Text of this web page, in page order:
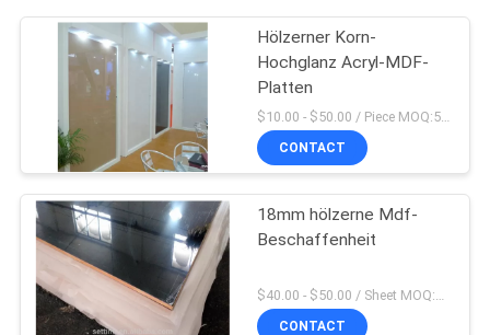
Hölzerner Korn-
Hochglanz Acryl-MDF-
Platten
$10.00 - $50.00 / Piece MOQ:50-teilig/Stücke
CONTACT
18mm hölzerne Mdf-
Beschaffenheit
$40.00 - $50.00 / Sheet MOQ:50 Blatt/Blätter
CONTACT